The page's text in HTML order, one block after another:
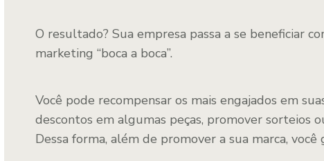
O resultado? Sua empresa passa a se beneficiar
marketing “boca a boca”.
Você pode recompensar os mais engajados em
descontos em algumas peças, promover sorteios
Dessa forma, além de promover a sua marca,